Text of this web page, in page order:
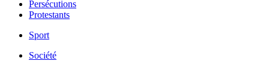
Persécutions
Protestants
Sport
Société